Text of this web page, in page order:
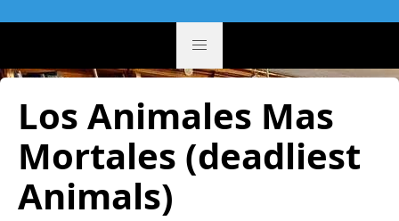
Los Animales Mas
Mortales (deadliest
Animals)